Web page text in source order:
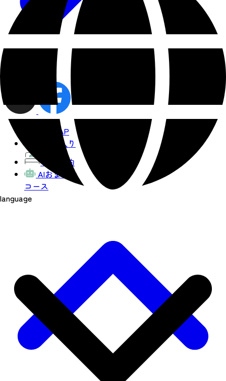
language
観光MAP
お気に入り
宿泊予約
AIおまかせ
コース